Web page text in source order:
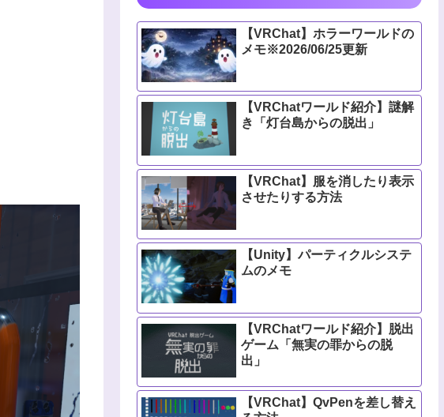
【VRChat】ホラーワールドの
メモ※2026/06/25更新
【VRChatワールド紹介】謎解
き「灯台島からの脱出」
【VRChat】服を消したり表示
させたりする方法
【Unity】パーティクルシステ
ムのメモ
【VRChatワールド紹介】脱出
ゲーム「無実の罪からの脱
出」
【VRChat】QvPenを差し替え